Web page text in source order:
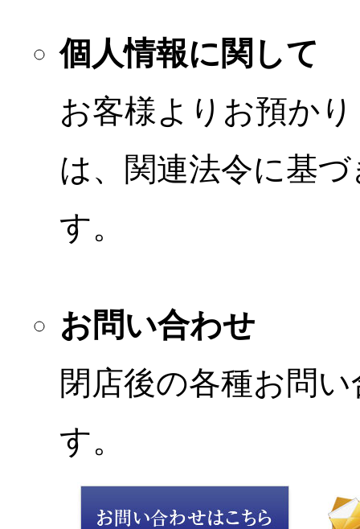
個人情報に関して
お客様よりお預か
は、関連法令に基
す。
お問い合わせ
閉店後の各種お問
す。